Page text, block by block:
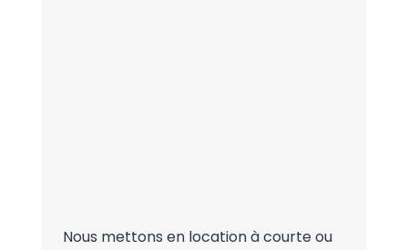
Nous mettons en location à courte ou